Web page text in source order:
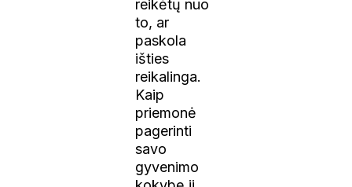
reikėtų nuo
to, ar
paskola
išties
reikalinga.
Kaip
priemonė
pagerinti
savo
gyvenimo